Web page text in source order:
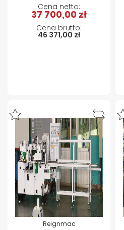
46 371,00 zł
37 700,00 zł
Reignmac